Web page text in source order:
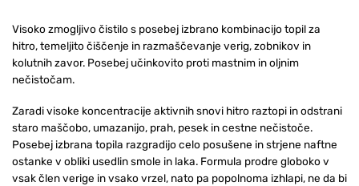
Visoko zmogljivo čistilo s posebej izbrano kombinacijo topil za
hitro, temeljito čiščenje in razmaščevanje verig, zobnikov in
kolutnih zavor. Posebej učinkovito proti mastnim in oljnim
nečistočam.
Zaradi visoke koncentracije aktivnih snovi hitro raztopi in odstrani
staro maščobo, umazanijo, prah, pesek in cestne nečistoče.
Posebej izbrana topila razgradijo celo posušene in strjene naftne
ostanke v obliki usedlin smole in laka. Formula prodre globoko v
vsak člen verige in vsako vrzel, nato pa popolnoma izhlapi, ne da bi